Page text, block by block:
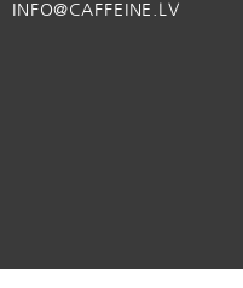
INFO@CAFFEINE.LV